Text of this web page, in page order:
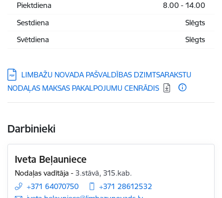
Piektdiena
8.00 - 14.00
Sestdiena
Slēgts
Svētdiena
Slēgts
Lejupielādēt:
LIMBAŽU NOVADA PAŠVALDĪBAS DZIMTSARAKSTU
NODAĻAS MAKSAS PAKALPOJUMU CENRĀDIS
Darbinieki
Iveta Beļauniece
Nodaļas vadītāja - 3.stāvā, 315.kab.
+371 64070750
+371 28612532